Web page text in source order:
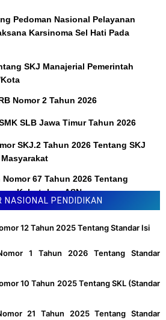
Nomor 38 Tahun 2023 Tentang
Nomor 5 Tahun 2022 Tentang SKL
Lulusan)
Nomor 30 Tahun 2022 Tentang
Nomor 36 Tahun 2022 Tentang
Kerja dan Pedoman Penilaian
Widyaprada
Pendidikan
Nomor 40 Tahun 2021 Tentang
Nomor 4 Tahun 2022 Tentang
2022-2023
Nomor 32 Tahun 2022 Tentang
Minimal Pendidikan
Pedoman Nasional Pelayanan
Karsinoma Sel Hati Pada
SKJ Manajerial Pemerintah
Nomor 2 Tahun 2026
SLB Jawa Timur Tahun 2026
SKJ.2 Tahun 2026 Tentang SKJ
67 Tahun 2026 Tentang
Kebutuhan ASN
NASIONAL PENDIDIKAN
12 Tahun 2025 Tentang Standar Isi
1 Tahun 2026 Tentang Standar
10 Tahun 2025 Tentang SKL (Standar
21 Tahun 2025 Tentang Standar